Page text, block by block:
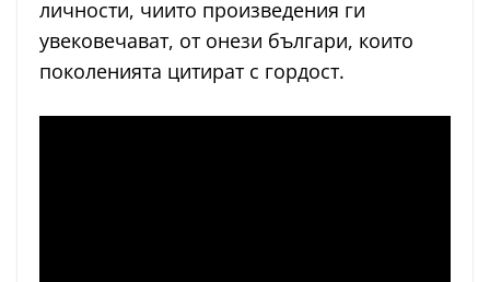
личности, чиито произведения ги
увековечават, от онези българи, които
поколенията цитират с гордост.